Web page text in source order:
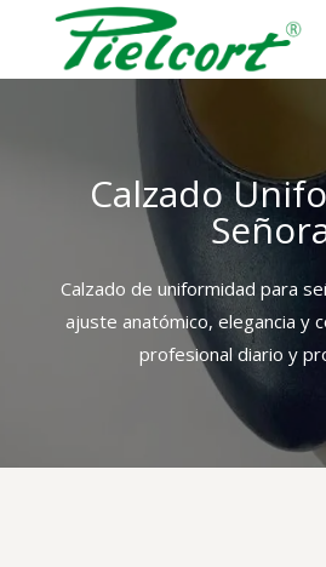
content
Calzado
Calzado de uniformidad para
ajuste anatómico, elegancia y
profesional diario y